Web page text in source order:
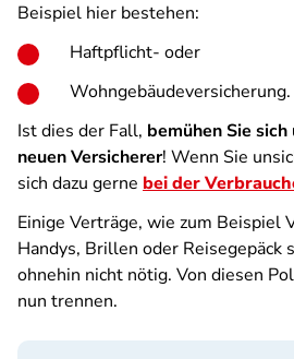
Beispiel hier bestehen:
Haftpflicht- oder
Wohngebäudeversicherung.
Ist dies der Fall, bemühen Sie
neuen Versicherer! Wenn Sie
sich dazu gerne bei der
Einige Verträge, wie zum Beispiel
Handys, Brillen oder Reisegepäck
ohnehin nicht nötig. Von diesen
nun trennen.